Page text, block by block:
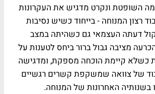
השופטת ונקרט מדגיש את העקרונות
רצון המנוחה - בייחוד כשיש נסיבות
דעתה העצמאי גם כשהיתה במצב
מציבה גבול ברור ביחס לטענות על
כשלא קיימת הוכחה מספקת, ומדגישה
של צוואה שמשקפת קשרים רגשיים
בשנותיה האחרונות של המנוחה.